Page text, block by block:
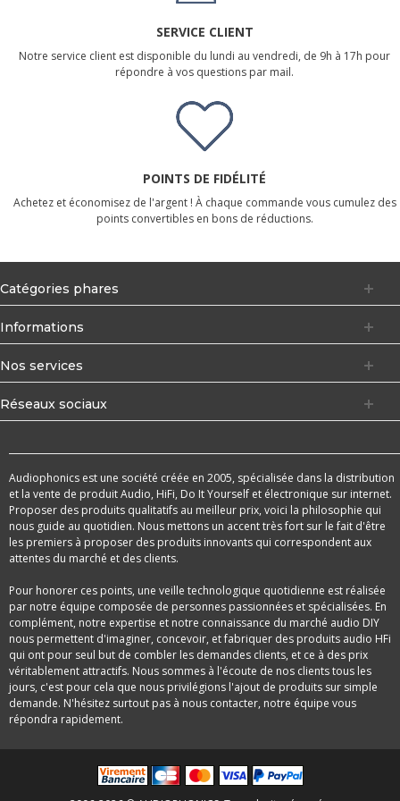
SERVICE CLIENT
Notre service client est disponible du lundi au vendredi, de 9h à 17h pour
répondre à vos questions par mail.
POINTS DE FIDÉLITÉ
Achetez et économisez de l'argent ! À chaque commande vous cumulez des
points convertibles en bons de réductions.
Catégories phares
Informations
Nos services
Réseaux sociaux
Audiophonics est une société créée en 2005, spécialisée dans la distribution
et la vente de produit Audio, HiFi, Do It Yourself et électronique sur internet.
Proposer des produits qualitatifs au meilleur prix, voici la philosophie qui
nous guide au quotidien. Nous mettons un accent très fort sur le fait d'être
les premiers à proposer des produits innovants qui correspondent aux
attentes du marché et des clients.
Pour honorer ces points, une veille technologique quotidienne est réalisée
par notre équipe composée de personnes passionnées et spécialisées. En
complément, notre expertise et notre connaissance du marché audio DIY
nous permettent d'imaginer, concevoir, et fabriquer des produits audio HFi
qui ont pour seul but de combler les demandes clients, et ce à des prix
véritablement attractifs. Nous sommes à l'écoute de nos clients tous les
jours, c'est pour cela que nous privilégions l'ajout de produits sur simple
demande. N'hésitez surtout pas à nous contacter, notre équipe vous
répondra rapidement.